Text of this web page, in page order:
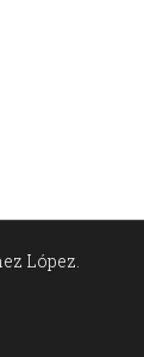
López.